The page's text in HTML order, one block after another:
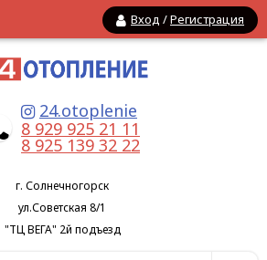
Вход /Регистрация
24.otoplenie
8 929 925 21 11
8 925 139 32 22
г. Солнечногорск
ул.Советская 8/1
"ТЦ ВЕГА" 2й подъезд